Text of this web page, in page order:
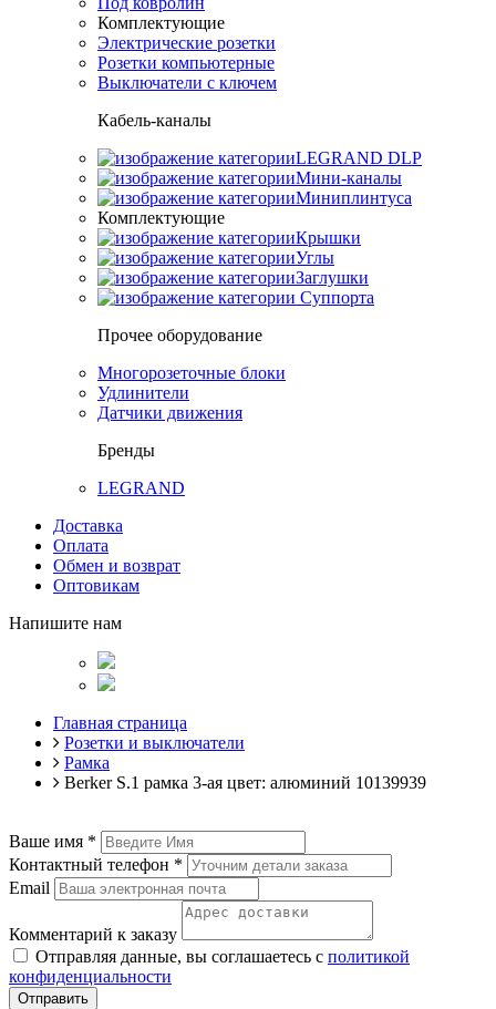
Комплектующие
Электрические розетки
Розетки компьютерные
Выключатели с ключем
Кабель-каналы
LEGRAND DLP
Мини-каналы
Миниплинтуса
Комплектующие
Крышки
Углы
Заглушки
Суппорта
Прочее оборудование
Многорозеточные блоки
Удлинители
Датчики движения
Бренды
LEGRAND
Доставка
Оплата
Обмен и возврат
Оптовикам
Напишите нам
Главная страница
Розетки и выключатели
Рамка
Berker S.1 рамка 3-ая цвет: алюминий 10139939
Ваше имя *
Контактный телефон *
Email
Комментарий к заказу
Отправляя данные, вы соглашаетесь с политикой
конфиденциальности
Отправить